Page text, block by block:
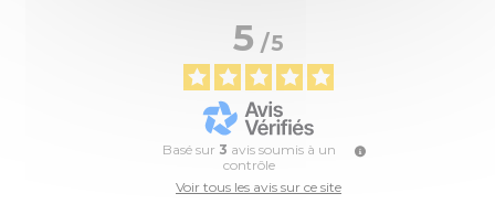
5/5
Basé sur 3 avis soumis à un
contrôle
Voir tous les avis sur ce site